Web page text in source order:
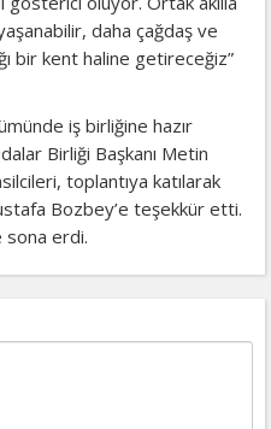
daha çağdaş ve
bir kent haline getireceğiz”
iş birliğine hazır
Birliği Başkanı Metin
toplantıya katılarak
Bozbey’e teşekkür etti.
sona erdi.